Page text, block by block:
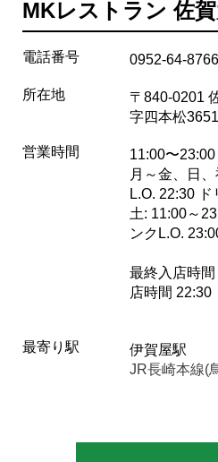
MKレストラン 佐
電話番号 0952-64-8766
所在地
〒840-0201
字四本松
営業時間
11:00〜23:00
月～金、日
L.O. 22:30
土: 11:00～
ンクL.O.
最終入店時
店時間 22:30
最寄り駅
伊賀屋駅
JR長崎本線(